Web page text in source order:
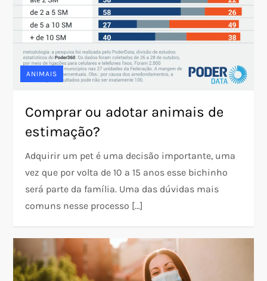
ANIMAIS
Comprar ou adotar animais de
estimação?
Adquirir um pet é uma decisão importante, uma
vez que por volta de 10 a 15 anos esse bichinho
será parte da família. Uma das dúvidas mais
comuns nesse processo […]